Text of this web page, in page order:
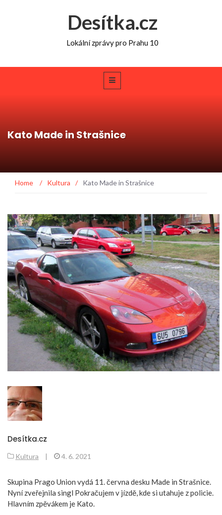
Desítka.cz
Lokální zprávy pro Prahu 10
Kato Made in Strašnice
Home / Kultura / Kato Made in Strašnice
Desítka.cz
Kultura | 4. 6. 2021
Skupina Prago Union vydá 11. června desku Made in Strašnice.
Nyní zveřejnila singl Pokračujem v jízdě, kde si utahuje z policie.
Hlavním zpěvákem je Kato.